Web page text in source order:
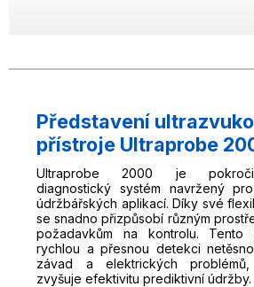
Představení
přístroje Ultraprobe
Ultraprobe 2000 je
diagnostický systém navržený
údržbářských aplikací. Díky své
se snadno přizpůsobí různým
požadavkům na kontrolu. Tento
rychlou a přesnou detekci
závad a elektrických
zvyšuje efektivitu prediktivní údržby.